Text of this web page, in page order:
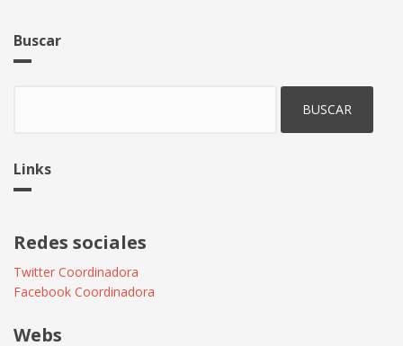
Buscar
Links
Redes sociales
Twitter Coordinadora
Facebook Coordinadora
Webs